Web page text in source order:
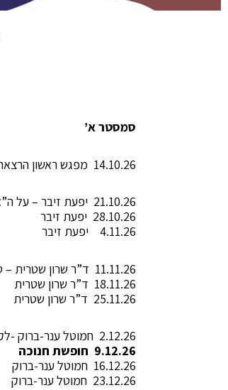
סמסטר א’
14.10.26 מפגש ראשון הרצאת הפתיחה בקרליבך – ד”ר לילי בראון- פסיכואנליזה בימי מלחמה וטירוף
21.10.26 יפעת זיבר – על ה”אובייקט הטוב”: ביסוס שיקום והחייאה
28.10.26 יפעת זיבר
4.11.26 יפעת זיבר
11.11.26 ד”ר שרון שטרית – טראומה, טראומה קולקטיבית, אופני התגוננות ופוטנציאל לשינוי
18.11.26 ד”ר שרון שטרית
25.11.26 ד”ר שרון שטרית
2.12.26 חמוטל ענר-ברוק -לקיחת אחריות על חלקי נפש אל מול התכחשות והטלת אשמה
9.12.26 חופשת חנוכה
16.12.26 חמוטל ענר-ברוק
23.12.26 חמוטל ענר-ברוק